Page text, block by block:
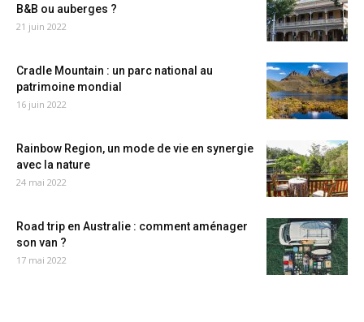
B&B ou auberges ?
21 juin 2022
Cradle Mountain : un parc national au
patrimoine mondial
16 juin 2022
Rainbow Region, un mode de vie en synergie
avec la nature
24 mai 2022
Road trip en Australie : comment aménager
son van ?
17 mai 2022